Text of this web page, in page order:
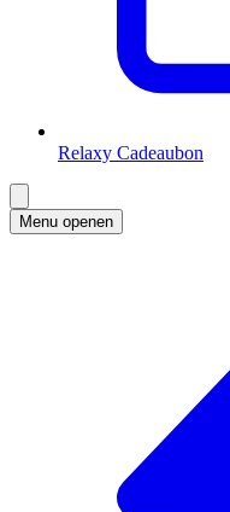
Relaxy Cadeaubon
Menu openen